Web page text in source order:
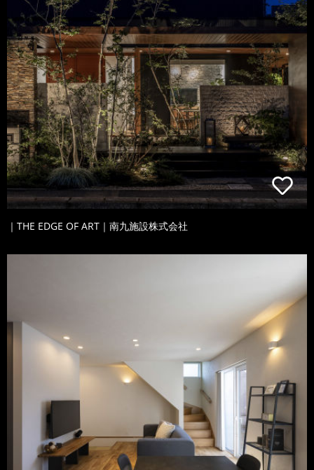
｜THE EDGE OF ART｜南九施設株式会社